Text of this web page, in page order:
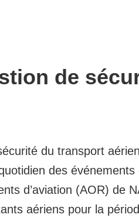
de
du transport
des événements
d’aviation (AOR) de
aériens pour la